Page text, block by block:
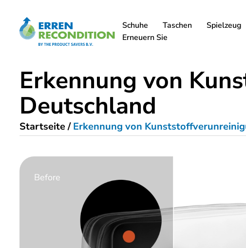
Schuhe Taschen Spielzeug
Erneuern Sie
Erkennung von
Deutschland
Startseite/Erkennung von
Before